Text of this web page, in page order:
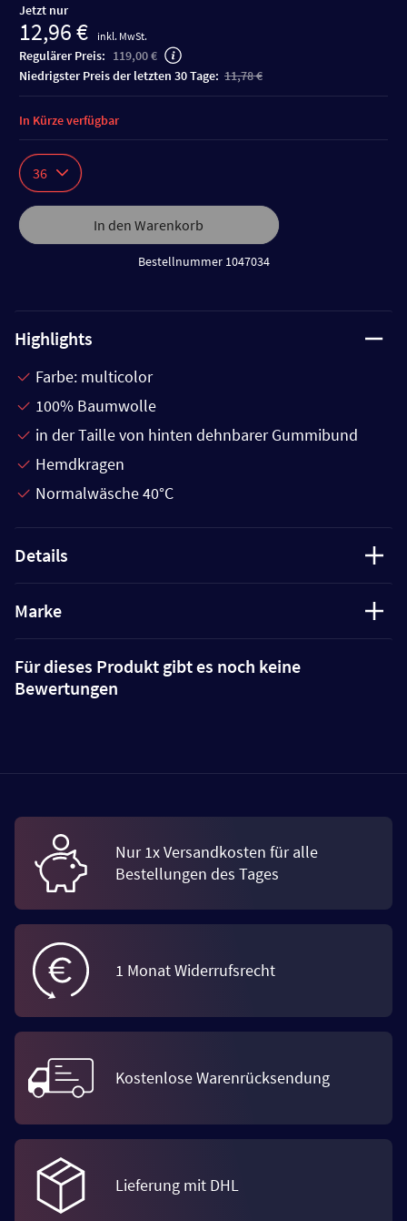
Jetzt nur
12,96 € inkl. MwSt.
Regulärer Preis: 119,00 €
niedrigster Preis der letzten 30 Tage: 11,78 €
36
In den Warenkorb
Bestellnummer 1047034
In Kürze verfügbar
Highlights
Farbe: multicolor
100% Baumwolle
in der Taille von hinten dehnbarer Gummibund
Hemdkragen
Normalwäsche 40°C
Details
Marke
Für dieses Produkt gibt es noch keine
Bewertungen
Nur 1x Versandkosten für alle
Bestellungen des Tages
1 Monat Widerrufsrecht
Kostenlose Warenrücksendung
Lieferung mit DHL